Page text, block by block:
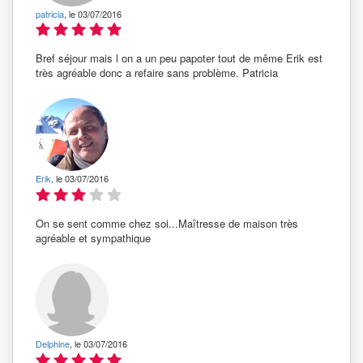
patricia, le 03/07/2016
Bref séjour mais l on a un peu papoter tout de même Erik est
très agréable donc a refaire sans problème. Patricia
Erik, le 03/07/2016
On se sent comme chez soi...Maîtresse de maison très
agréable et sympathique
Delphine, le 03/07/2016